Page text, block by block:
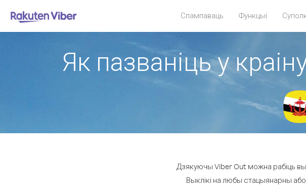
Спампаваць Функцыі
Як пазваніць у
Дзякуючы Viber Out можна рабіць
Выклікі на любы стацыянарны або